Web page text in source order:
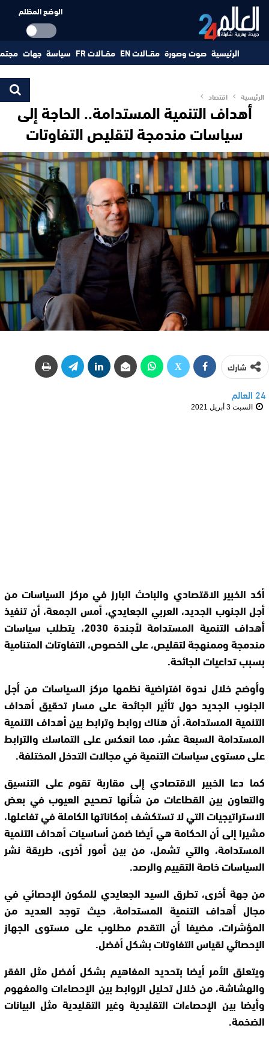
الوضع المظلم
الرئيسية صوت وصورة مقــالات EN مقــالات FR سياسة جهات
الرئيسية اقتصاد
أهداف التنمية المستدامة.. الحاجة إلى
سياسات مندمجة لتقليص التفاوتات
شارك
24 العالم
السبت 3 أبريل 2021
أكد الخبير الاقتصادي والباحث البارز في مركز السياسات من
أجل الجنوب الجديد، العربي الجعايدي، أمس الجمعة، أن تنفيذ
أهداف التنمية المستدامة لأجندة 2030، يتطلب سياسات
مندمجة وممنهجة لتقليص، على الخصوص، التفاوتات المتنامية
بسبب تداعيات الجائحة.
وأوضح خلال ندوة افتراضية نظمها مركز السياسات من أجل
الجنوب الجديد حول تأثير الجائحة على مسار تحقيق أهداف
التنمية المستدامة، أن هناك روابط وترابط بين أهداف التنمية
المستدامة السبعة عشر، مما انعكس على التماسك والترابط
على مستوى سياسات التنمية في مجالات التدخل المختلفة.
كما دعا الخبير الاقتصادي إلى مقاربة تقوم على التنسيق
والتعاون بين القطاعات من شأنها تصحيح العيوب في بعض
الاستراتيجيات التي لا تستكشف إمكاناتها الكاملة في تفاعلها،
مشيرا إلى أن الحكامة هي أيضا ضمن أساسيات أهداف التنمية
المستدامة، والتي تشمل، من بين أمور أخرى، طريقة نشر
السياسات خاصة التقييم والرصد.
من جهة أخرى، تطرق السيد الجعايدي للمكون الإحصائي في
مجال أهداف التنمية المستدامة، حيث توجد العديد من
المؤشرات، مضيفا أن التقدم مطلوب على مستوى الجهاز
الإحصائي لقياس التفاوتات بشكل أفضل.
ويتعلق الأمر أيضا بتحديد المفاهيم بشكل أفضل مثل الفقر
والهشاشة، من خلال تحليل الروابط بين الإحصاءات والمفهوم
وأيضا بين الإحصاءات التقليدية وغير التقليدية مثل البيانات
الضخمة.